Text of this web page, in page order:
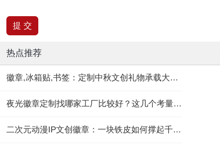
热点推荐
徽章,冰箱贴,书签：定制中秋文创礼物承载大团圆！
夜光徽章定制找哪家工厂比较好？这几个考量维度要记住！
二次元动漫IP文创徽章：一块铁皮如何撑起千亿“谷子经济”？